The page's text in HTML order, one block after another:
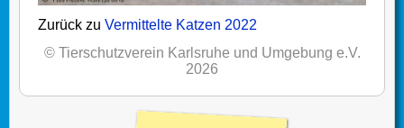
Zurück zu Vermittelte Katzen 2022
© Tierschutzverein Karlsruhe und Umgebung e.V.
2026